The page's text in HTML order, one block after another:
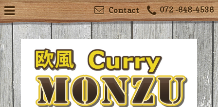
072 -648-4536
Contact